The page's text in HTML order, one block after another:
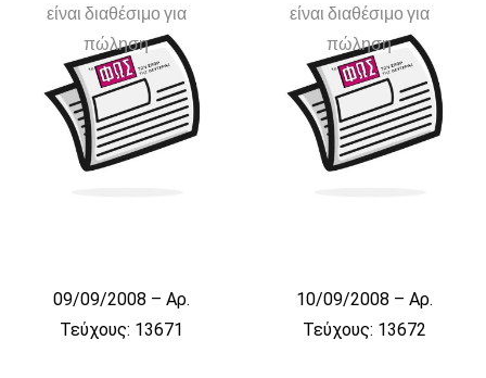
είναι διαθέσιμο για
πώληση
09/09/2008 – Αρ.
Τεύχους: 13671
είναι διαθέσιμο για
πώληση
10/09/2008 – Αρ.
Τεύχους: 13672